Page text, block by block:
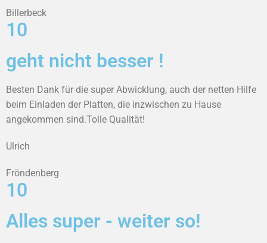
Billerbeck
10
geht nicht besser !
Besten Dank für die super Abwicklung, auch der netten Hilfe
beim Einladen der Platten, die inzwischen zu Hause
angekommen sind.Tolle Qualität!
Ulrich
Fröndenberg
10
Alles super - weiter so!